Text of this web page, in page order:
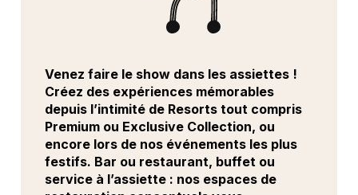
Venez faire le show dans les assiettes !
Créez des expériences mémorables
depuis l’intimité de Resorts tout compris
Premium ou Exclusive Collection, ou
encore lors de nos événements les plus
festifs. Bar ou restaurant, buffet ou
service à l’assiette : nos espaces de